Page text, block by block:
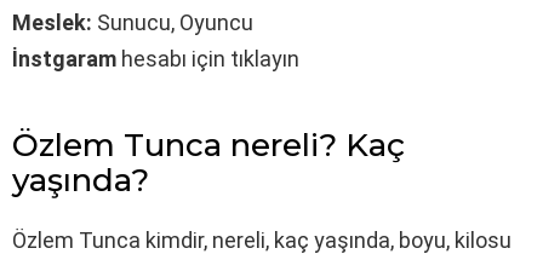
Meslek: Sunucu, Oyuncu
İnstgaram hesabı için tıklayın
Özlem Tunca nereli? Kaç
yaşında?
Özlem Tunca kimdir, nereli, kaç yaşında, boyu, kilosu